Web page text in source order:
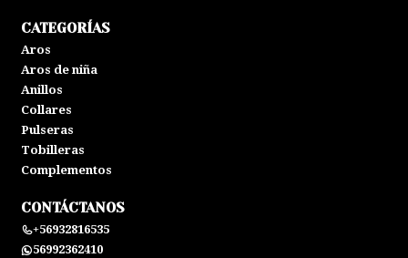
CATEGORÍAS
Aros
Aros de niña
Anillos
Collares
Pulseras
Tobilleras
Complementos
CONTÁCTANOS
+56932816535
56992362410